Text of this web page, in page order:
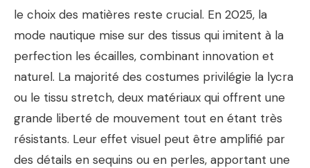
le choix des matières reste crucial. En 2025, la
mode nautique mise sur des tissus qui imitent à la
perfection les écailles, combinant innovation et
naturel. La majorité des costumes privilégie la lycra
ou le tissu stretch, deux matériaux qui offrent une
grande liberté de mouvement tout en étant très
résistants. Leur effet visuel peut être amplifié par
des détails en sequins ou en perles, apportant une